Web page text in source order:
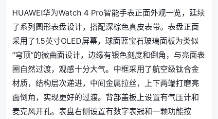
HUAWEI华为Watch 4 Pro智能手表正面外观一览，延续
了系列圆形表盘设计，搭配深棕色真皮表带。表盘正面
采用了1.5英寸OLED屏幕，球面蓝宝石玻璃面板为类似
“穹顶”的微曲面设计，边缘有银色刻度和倒角，与亮面表
圈自然过渡，观感十分大气。中框采用了航空级钛合金
材质，结构层次递进，中间金属拉丝，上下两端打磨亮
面倒角，实现更好的过渡。背部盖板上设置有气压计和
麦克风开孔。表盘右侧设置有数字表冠和一颗功能按